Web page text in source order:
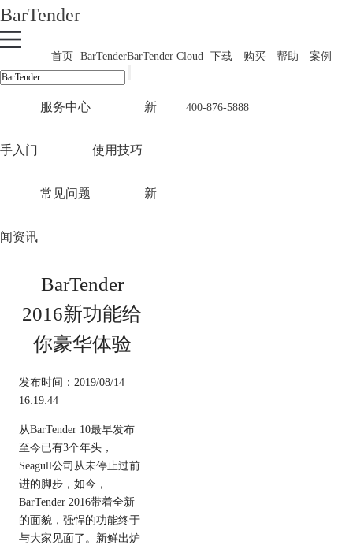
BarTender
首页 BarTenderBarTender Cloud 下载 购买 帮助 案例
400-876-5888
服务中心 新
手入门 使用技巧
常见问题 新
闻资讯
BarTender
2016新功能给
你豪华体验
发布时间：2019/08/14
16:19:44
从BarTender 10最早发布
至今已有3个年头，
Seagull公司从未停止过前
进的脚步，如今，
BarTender 2016带着全新
的面貌，强悍的功能终于
与大家见面了。新鲜出炉